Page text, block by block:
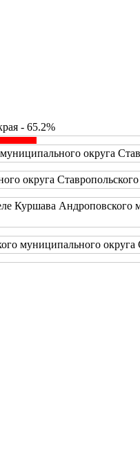
- 65.2%
округа
округа
Куршава Андроповского
муниципального округа